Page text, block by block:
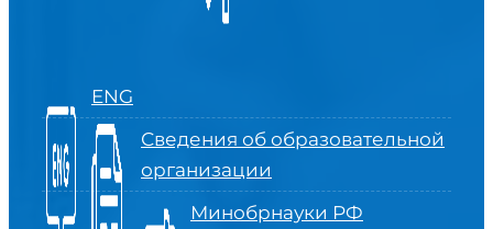
ENG
Сведения об образовательной
организации
Минобрнауки РФ